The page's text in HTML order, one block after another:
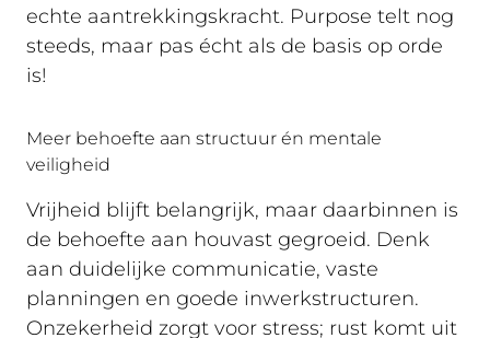
echte aantrekkingskracht. Purpose telt nog
steeds, maar pas écht als de basis op orde
is!
Meer behoefte aan structuur én mentale
veiligheid
Vrijheid blijft belangrijk, maar daarbinnen is
de behoefte aan houvast gegroeid. Denk
aan duidelijke communicatie, vaste
planningen en goede inwerkstructuren.
Onzekerheid zorgt voor stress; rust komt uit